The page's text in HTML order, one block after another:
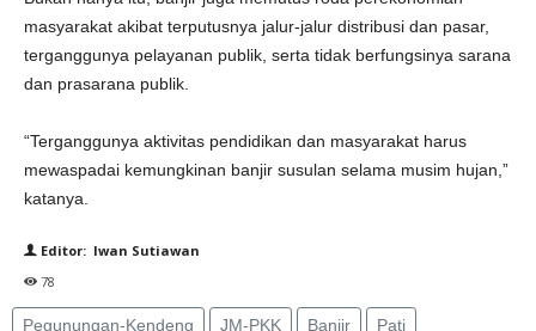
masyarakat akibat terputusnya jalur-jalur distribusi dan pasar,
terganggunya pelayanan publik, serta tidak berfungsinya sarana
dan prasarana publik.
“Terganggunya aktivitas pendidikan dan masyarakat harus
mewaspadai kemungkinan banjir susulan selama musim hujan,”
katanya.
Editor: Iwan Sutiawan
78
Pegunungan-Kendeng JM-PKK Banjir Pati